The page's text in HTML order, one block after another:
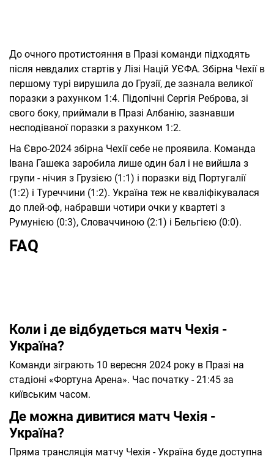
До очного протистояння в Празі команди підходять
після невдалих стартів у Лізі Націй УЄФА. Збірна Чехії в
першому турі вирушила до Грузії, де зазнала великої
поразки з рахунком 1:4. Підопічні Сергія Реброва, зі
свого боку, приймали в Празі Албанію, зазнавши
несподіваної поразки з рахунком 1:2.
На Євро-2024 збірна Чехії себе не проявила. Команда
Івана Гашека заробила лише один бал і не вийшла з
групи - нічия з Грузією (1:1) і поразки від Португалії
(1:2) і Туреччини (1:2). Україна теж не кваліфікувалася
до плей-оф, набравши чотири очки у квартеті з
Румунією (0:3), Словаччиною (2:1) і Бельгією (0:0).
FAQ
Коли і де відбудеться матч Чехія -
Україна?
Команди зіграють 10 вересня 2024 року в Празі на
стадіоні «Фортуна Арена». Час початку - 21:45 за
київським часом.
Де можна дивитися матч Чехія -
Україна?
Пряма трансляція матчу Чехія - Україна буде доступна